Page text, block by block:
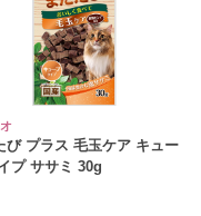
び プラス 毛玉ケア キュー
プ ササミ 30g